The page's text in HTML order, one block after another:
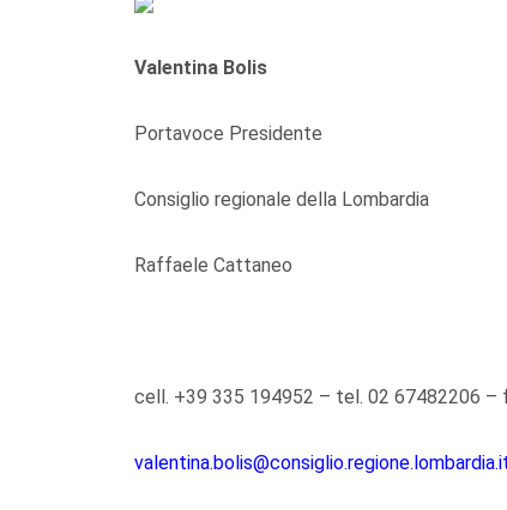
Valentina Bolis
Portavoce Presidente
Consiglio regionale della Lombardia
Raffaele Cattaneo
cell. +39 335 194952 – tel. 02 67482206 –